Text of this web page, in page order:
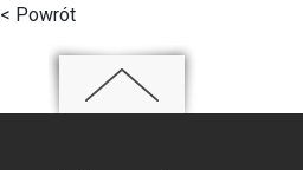
< Powrót